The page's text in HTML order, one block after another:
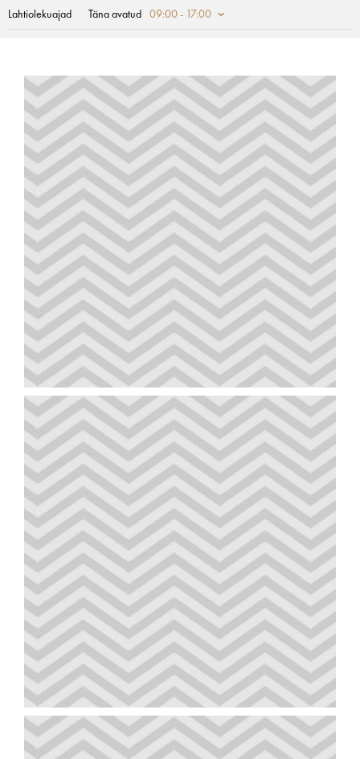
Lahtiolekuajad
Täna avatud 09:00 - 17:00